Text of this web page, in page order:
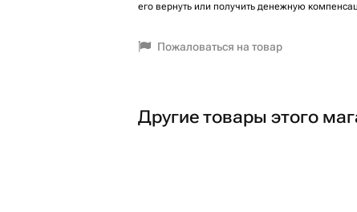
его вернуть или получить денежную
Пожаловаться на товар
Другие товары этого